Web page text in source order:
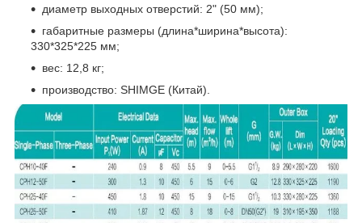
диаметр выходных отверстий: 2" (50 мм);
габаритные размеры (длина*ширина*высота):
330*325*225 мм;
вес: 12,8 кг;
производство: SHIMGE (Китай).